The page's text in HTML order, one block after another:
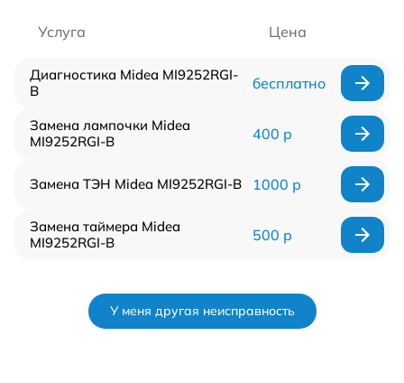
Услуга Цена
Диагностика Midea MI9252RGI-
B
бесплатно
Замена лампочки Midea
MI9252RGI-B
400 р
Замена ТЭН Midea MI9252RGI-B 1000 р
Замена таймера Midea
MI9252RGI-B
500 р
У меня другая неисправность